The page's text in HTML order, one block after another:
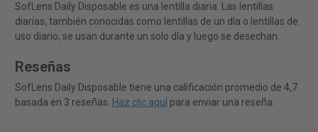
SofLens Daily Disposable es una lentilla diaria. Las lentillas
diarias, también conocidas como lentillas de un día o lentillas de
uso diario, se usan durante un solo día y luego se desechan.
Reseñas
SofLens Daily Disposable tiene una calificación promedio de 4,7
basada en 3 reseñas. Haz clic aquípara enviar una reseña.